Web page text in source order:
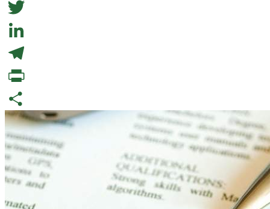
Facebook
Twitter
LinkedIn
Telegram
PrintFriendly
Partajează